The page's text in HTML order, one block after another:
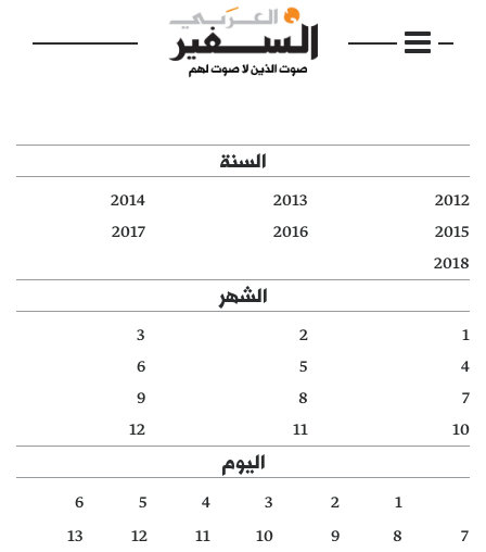
الرئيسية
مواضيع
دفاتر
السنة
2012
2013
2014
2015
2016
2017
2018
الشهر
1
2
3
4
5
6
7
8
9
10
11
12
اليوم
1
2
3
4
5
6
7
8
9
10
11
12
13